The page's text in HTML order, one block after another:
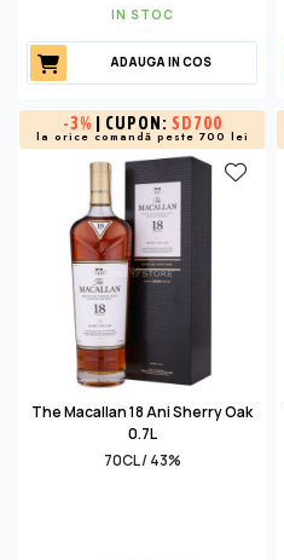
IN STOC
ADAUGA IN COS
-3% | CUPON: SD700
la orice comandă peste 700 lei
The Macallan 18 Ani Sherry Oak
0.7L
70CL / 43%